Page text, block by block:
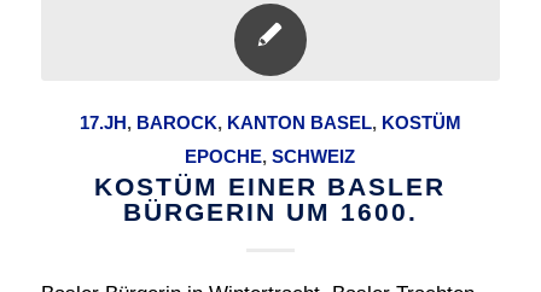
17.JH, BAROCK, KANTON BASEL, KOSTÜM
EPOCHE,SCHWEIZ
KOSTÜM EINER BASLER
BÜRGERIN UM 1600.